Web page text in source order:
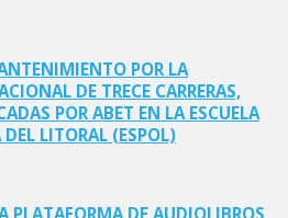
POR LA
DE TRECE CARRERAS,
POR ABET EN LA ESCUELA
LITORAL (ESPOL)
PLATAFORMA DE AUDIOLIBROS